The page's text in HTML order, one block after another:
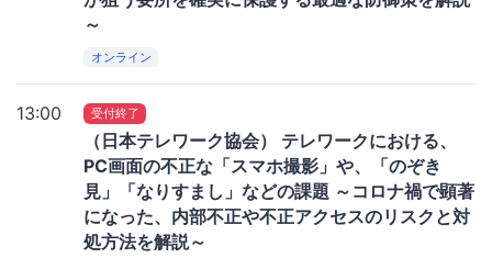
～
オンライン
13:00 受付終了
（日本テレワーク協会） テレワークにおける、
PC画面の不正な「スマホ撮影」や、「のぞき
見」「なりすまし」などの課題 ～コロナ禍で顕著
になった、内部不正や不正アクセスのリスクと対
処方法を解説～